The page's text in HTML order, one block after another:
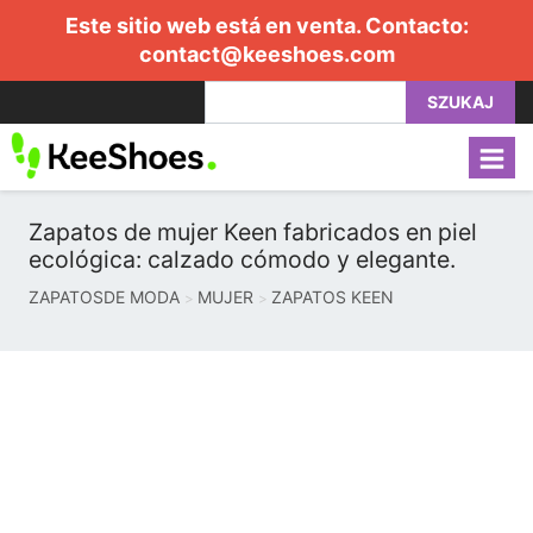
Este sitio web está en venta. Contacto:
contact@keeshoes.com
SZUKAJ
Zapatos de mujer Keen fabricados en piel
ecológica: calzado cómodo y elegante.
ZAPATOSDE MODA MUJER ZAPATOS KEEN